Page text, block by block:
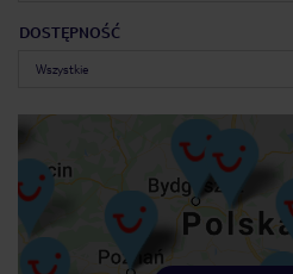
DOSTĘPNOŚĆ